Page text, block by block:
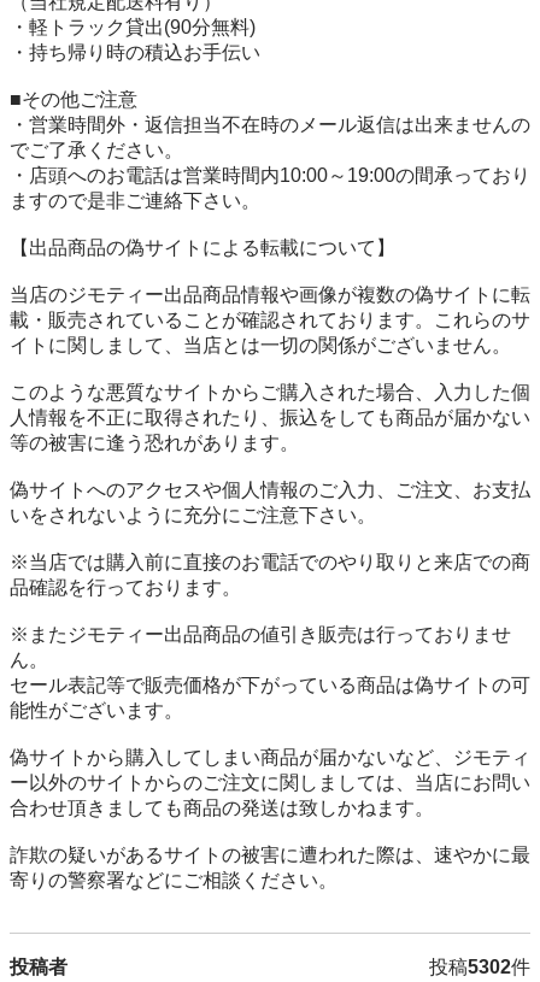
・軽トラック貸出(90分無料)
・持ち帰り時の積込お手伝い
■その他ご注意
・営業時間外・返信担当不在時のメール返信は出来ませんの
でご了承ください。
・店頭へのお電話は営業時間内10:00～19:00の間承っており
ますので是非ご連絡下さい。
【出品商品の偽サイトによる転載について】
当店のジモティー出品商品情報や画像が複数の偽サイトに転
載・販売されていることが確認されております。これらのサ
イトに関しまして、当店とは一切の関係がございません。
このような悪質なサイトからご購入された場合、入力した個
人情報を不正に取得されたり、振込をしても商品が届かない
等の被害に逢う恐れがあります。
偽サイトへのアクセスや個人情報のご入力、ご注文、お支払
いをされないように充分にご注意下さい。
※当店では購入前に直接のお電話でのやり取りと来店での商
品確認を行っております。
※またジモティー出品商品の値引き販売は行っておりませ
ん。
セール表記等で販売価格が下がっている商品は偽サイトの可
能性がございます。
偽サイトから購入してしまい商品が届かないなど、ジモティ
ー以外のサイトからのご注文に関しましては、当店にお問い
合わせ頂きましても商品の発送は致しかねます。
詐欺の疑いがあるサイトの被害に遭われた際は、速やかに最
寄りの警察署などにご相談ください。
投稿者 投稿5302件